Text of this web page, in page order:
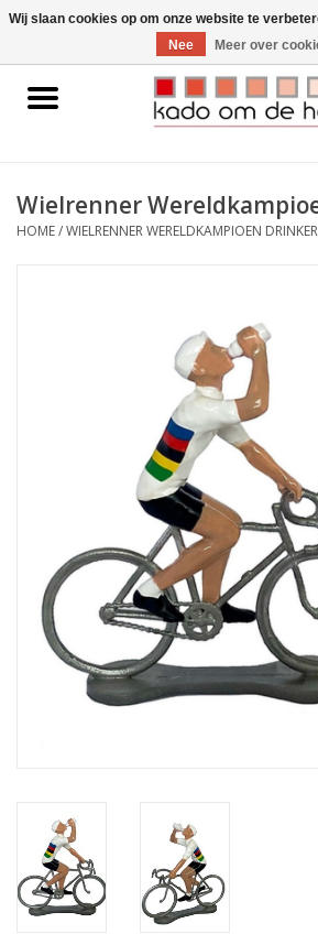
Home
Gadgets
Wielrenner
HOME/WIELRENNER WERELDKAMPIOEN DRINKER
Wij slaan cookies op om onze website te
Nee
Meer over